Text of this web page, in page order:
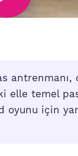
antrenmanı,
elle temel
için